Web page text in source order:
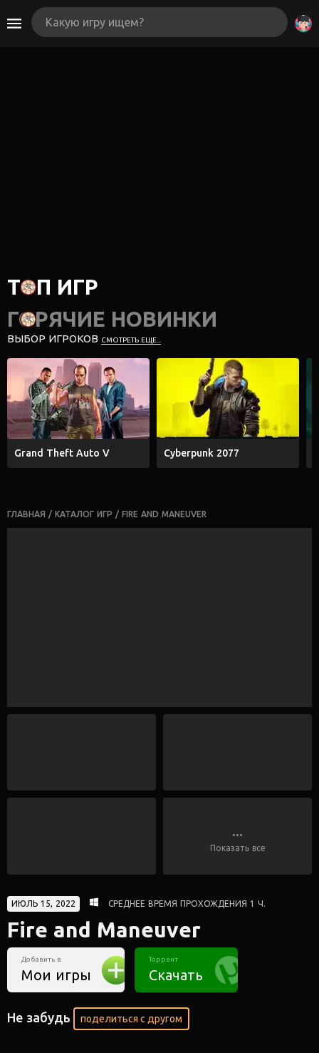
ТОП ИГР
ГОРЯЧИЕ НОВИНКИ
ВЫБОР ИГРОКОВ СМОТРЕТЬ ЕЩЕ...
Grand Theft Auto V Cyberpunk 2077
ГЛАВНАЯ / КАТАЛОГ ИГР / FIRE AND MANEUVER
...
Показать все
ИЮЛЬ 15, 2022 СРЕДНЕЕ ВРЕМЯ ПРОХОЖДЕНИЯ 1 Ч.
Fire and Maneuver
Добавить в
Мои игры
Торрент
Скачать
Не забудь поделиться с другом